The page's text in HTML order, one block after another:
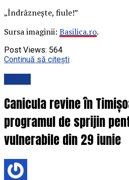
„Îndrăznește, fiule!”
Sursa imaginii: Basilica.ro.
Post Views: 564
Continuă să citești
Canicula revine în
programul de sprijin
vulnerabile din 29 iunie